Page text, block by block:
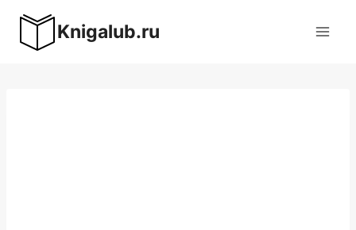
содержимому
Knigalub.ru